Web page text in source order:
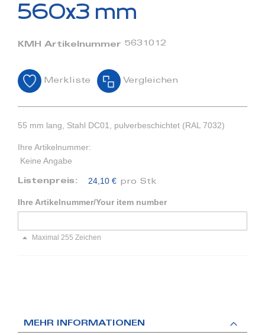
springen
560x3 mm
KMH Artikelnummer 5631012
Merkliste Vergleichen
55 mm lang, Stahl DC01, pulverbeschichtet (RAL 7032)
Ihre Artikelnummer:
Keine Angabe
Listenpreis: 24,10 € pro Stk
Ihre Artikelnummer/Your item number
Maximal 255 Zeichen
MEHR INFORMATIONEN